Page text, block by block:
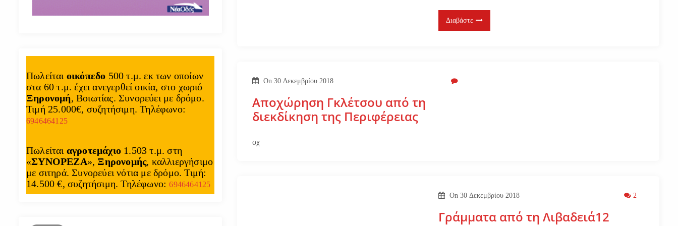
Διαβάστε
On 30 Δεκεμβρίου 2018
Αποχώρηση Γκλέτσου από τη
διεκδίκηση της Περιφέρειας
οχ
On 30 Δεκεμβρίου 2018 2
Γράμματα από τη Λιβαδειά12
Πωλείται οικόπεδο 500 τ.μ. εκ των οποίων
στα 60 τ.μ. έχει ανεγερθεί οικία, στο χωριό
Ξηρονομή, Βοιωτίας. Συνορεύει με δρόμο.
Τιμή 25.000€, συζητήσιμη. Τηλέφωνο:
6946464125
Πωλείται αγροτεμάχιο 1.503 τ.μ. στη
«ΣΥΝΟΡΕΖΑ», Ξηρονομής, καλλιεργήσιμο
με σιτηρά. Συνορεύει νότια με δρόμο. Τιμή:
14.500 €, συζητήσιμη. Τηλέφωνο:6946464125